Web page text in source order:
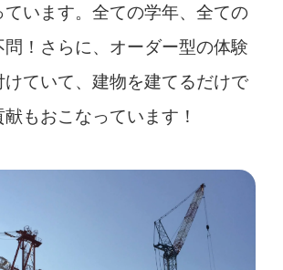
います。全ての学年、全ての
！さらに、オーダー型の体験
ていて、建物を建てるだけで
もおこなっています！